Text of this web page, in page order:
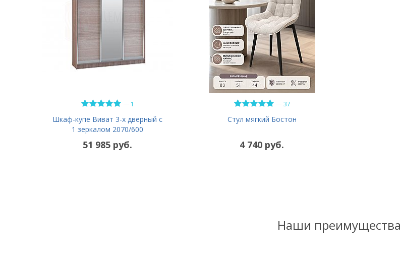
— 1
Шкаф-купе Виват 3-х дверный с
1 зеркалом 2070/600
51 985 руб.
— 37
Стул мягкий Бостон
4 740 руб.
Наши преимущества